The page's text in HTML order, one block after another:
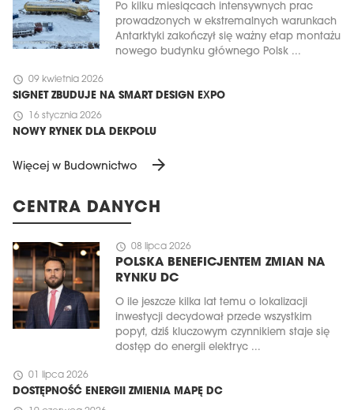
Po kilku miesiącach intensywnych prac
prowadzonych w ekstremalnych warunkach
Antarktyki zakończył się ważny etap montażu
nowego budynku głównego Polsk ...
schedule 09 kwietnia 2026
SIGNET ZBUDUJE NA SMART DESIGN EXPO
schedule 16 stycznia 2026
NOWY RYNEK DLA DEKPOLU
Więcej w Budownictwo arrow_forward
CENTRA DANYCH
schedule 08 lipca 2026
POLSKA BENEFICJENTEM ZMIAN NA
RYNKU DC
O ile jeszcze kilka lat temu o lokalizacji
inwestycji decydował przede wszystkim
popyt, dziś kluczowym czynnikiem staje się
dostęp do energii elektryc ...
schedule 01 lipca 2026
DOSTĘPNOŚĆ ENERGII ZMIENIA MAPĘ DC